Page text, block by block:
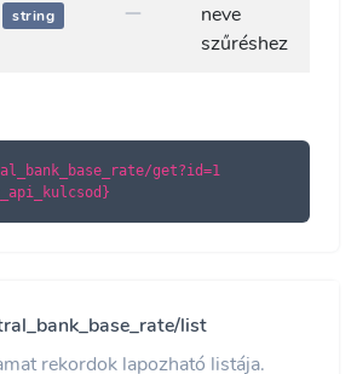
string
neve
szűréshez
get?id=1
list
rekordok lapozható listája.